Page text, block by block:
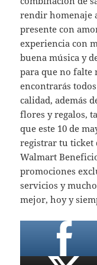
rendir homenaje
presente con
experiencia con
buena música y
para que no falte
encontrarás
calidad, además
flores y regalos,
que este 10 de
registrar tu ticket
Walmart
promociones
servicios y
mejor, hoy y